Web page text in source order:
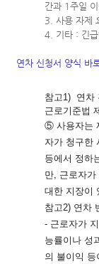
간과 1주일
3. 사용 자제
4. 기타 : 긴
연차 신청서 양식 바
참고1) 연차
근로기준법
⑤ 사용자는
자가 청구한
등에서 정하
만, 근로자
대한 지장이
참고2) 연차
- 근로자가
능률이나 성
의 불이익